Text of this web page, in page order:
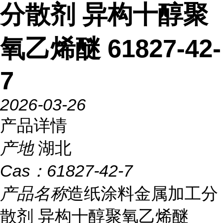
分散剂 异构十醇聚
氧乙烯醚 61827-42-
7
2026-03-26
产品详情
产地 湖北
Cas： 61827-42-7
产品名称造纸涂料金属加工分
散剂 异构十醇聚氧乙烯醚